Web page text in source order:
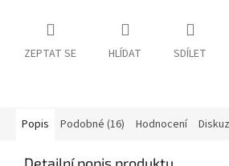
ZEPTAT SE HLÍDAT SDÍLET
Popis Podobné (16) Hodnocení